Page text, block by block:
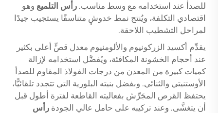
للصدأ عند استخدامه مع وسط مناسب. رأس التلميع وهو
اقتصادي التكلفة، ويُنتج نمط خدوشٍ متناسقًا يستجيب جيدًا
لمراحل التشطيب اللاحقة.
يقدِّم أكسيد الزركونيوم والألومنيوم معدل قصٍّ أعلى بكثير
عند أحجام الخشونة المكافئة، ويُفضَّل استخدامه لإزالة
كميات كبيرة من المعدن من درجات الفولاذ المقاوم للصدأ
الأوستنيتي والثنائي. وبفضل بنيته البلورية التي تتجدد تلقائيًّا،
يحتفظ القرص المجَرِّش بفعاليته القاطعة لفترة أطول قبل
أن يتغشَّى. وعند تركيبه على حامل عالي الجودة رأس